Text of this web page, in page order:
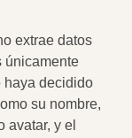
extrae datos
únicamente
haya decidido
su nombre,
avatar, y el